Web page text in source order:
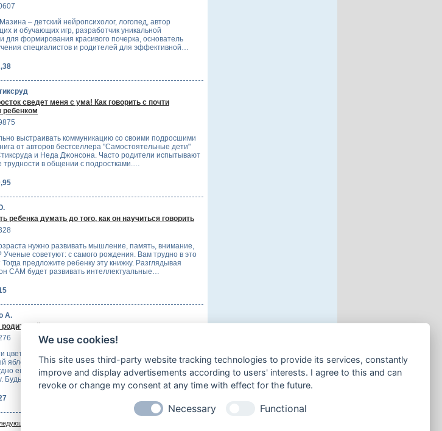
– детский нейропсихолог, логопед, автор
и обучающих игр, разработчик уникальной
для формирования красивого почерка, основатель
специалистов и родителей для эффективной…
сведет меня с ума! Как говорить с почти
выстраивать коммуникацию со своими подросшими
от авторов бестселлера "Самостоятельные дети"
и Неда Джонсона. Часто родители испытывают
трудности в общении с подростками.…
ребенка думать до того, как он научиться говорить
нужно развивать мышление, память, внимание,
Ученые советуют: с самого рождения. Вам трудно в это
предложите ребенку эту книжку. Разглядывая
САМ будет развивать интеллектуальные…
А.
цветут на живом стволе нашей жизни, это не букет, это
яблоневый сад. Трудно, конечно, не любоваться таким
ему не радоваться, но еще труднее не работать в
Будьте добры, займитесь…
>
We use cookies!
This site uses third-party website tracking technologies to provide its services, constantly
improve and display advertisements according to users' interests. I agree to this and can
revoke or change my consent at any time with effect for the future.
Necessary Functional